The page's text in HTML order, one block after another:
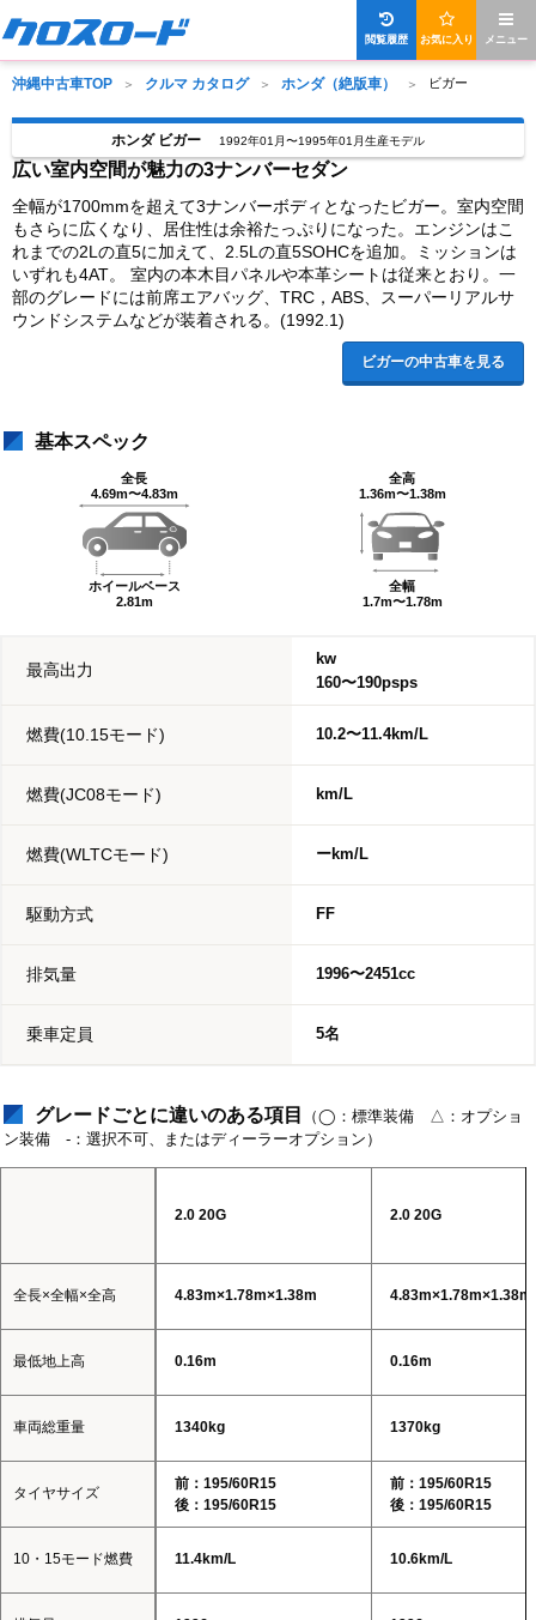
メニュー
お気に入り
閲覧履歴
沖縄中古車TOP クルマ カタログ ホンダ（絶版車） ビガー
ホンダ ビガー 1992年01月〜1995年01月生産モデル
広い室内空間が魅力の3ナンバーセダン
全幅が1700mmを超えて3ナンバーボディとなったビガー。室内空間
もさらに広くなり、居住性は余裕たっぷりになった。エンジンはこ
れまでの2Lの直5に加えて、2.5Lの直5SOHCを追加。ミッションは
いずれも4AT。 室内の本木目パネルや本革シートは従来とおり。一
部のグレードには前席エアバッグ、TRC，ABS、スーパーリアルサ
ウンドシステムなどが装着される。(1992.1)
ビガーの中古車を見る
基本スペック
全長
4.69m〜4.83m
ホイールベース
2.81m
全高
1.36m〜1.38m
全幅
1.7m〜1.78m
最高出力
kw
160〜190psps
燃費(10.15モード) 10.2〜11.4km/L
燃費(JC08モード) km/L
燃費(WLTCモード) ーkm/L
駆動方式 FF
排気量 1996〜2451cc
乗車定員 5名
グレードごとに違いのある項目
（◯：標準装備 △：オプショ
ン装備 -：選択不可、またはディーラーオプション）
全長×全幅×全高
最低地上高
車両総重量
タイヤサイズ
10・15モード燃費
2.0 20G 2.0 20G
4.83m×1.78m×1.38m 4.83m×1.78m×1.38m
0.16m 0.16m
1340kg 1370kg
前：195/60R15
後：195/60R15
前：195/60R15
後：195/60R15
11.4km/L 10.6km/L